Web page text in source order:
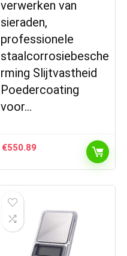
verwerken van
sieraden,
professionele
staalcorrosiebesche
rming Slijtvastheid
Poedercoating
voor…
€550.89